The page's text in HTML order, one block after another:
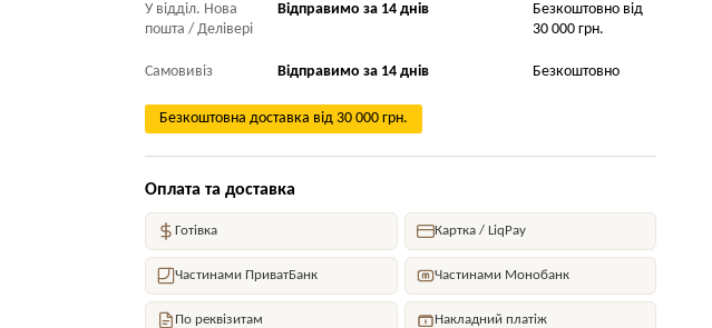
У відділ. Нова
пошта / Делівері
Відправимо за 14 днів
Безкоштовно від
30 000 грн.
Самовивіз Відправимо за 14 днів Безкоштовно
Безкоштовна доставка від 30 000 грн.
Оплата та доставка
Готівка Картка / LiqPay
Частинами ПриватБанк Частинами Монобанк
По реквізитам Накладний платіж